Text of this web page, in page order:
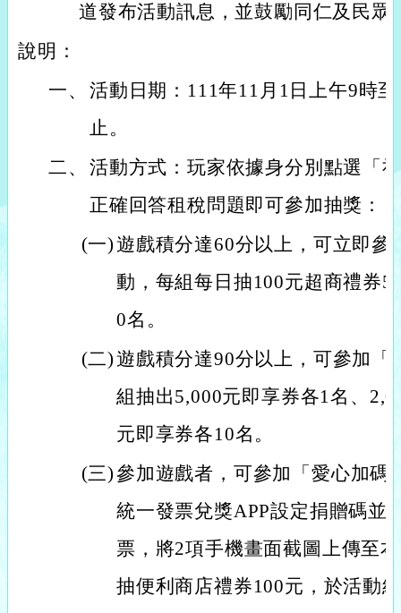
道發布活動訊息，並鼓勵同仁及民眾
說明：
一、 活動日期：111年11月1日上午9時
止。
二、 活動方式：玩家依據身分別點選「
正確回答租稅問題即可參加抽獎：
(一)遊戲積分達60分以上，可立即參
動，每組每日抽100元超商禮券
0名。
(二)遊戲積分達90分以上，可參加「
組抽出5,000元即享券各1名、
元即享券各10名。
(三)參加遊戲者，可參加「愛心加碼
統一發票兌獎APP設定捐贈碼並
票，將2項手機畫面截圖上傳至
抽便利商店禮券100元，於活動